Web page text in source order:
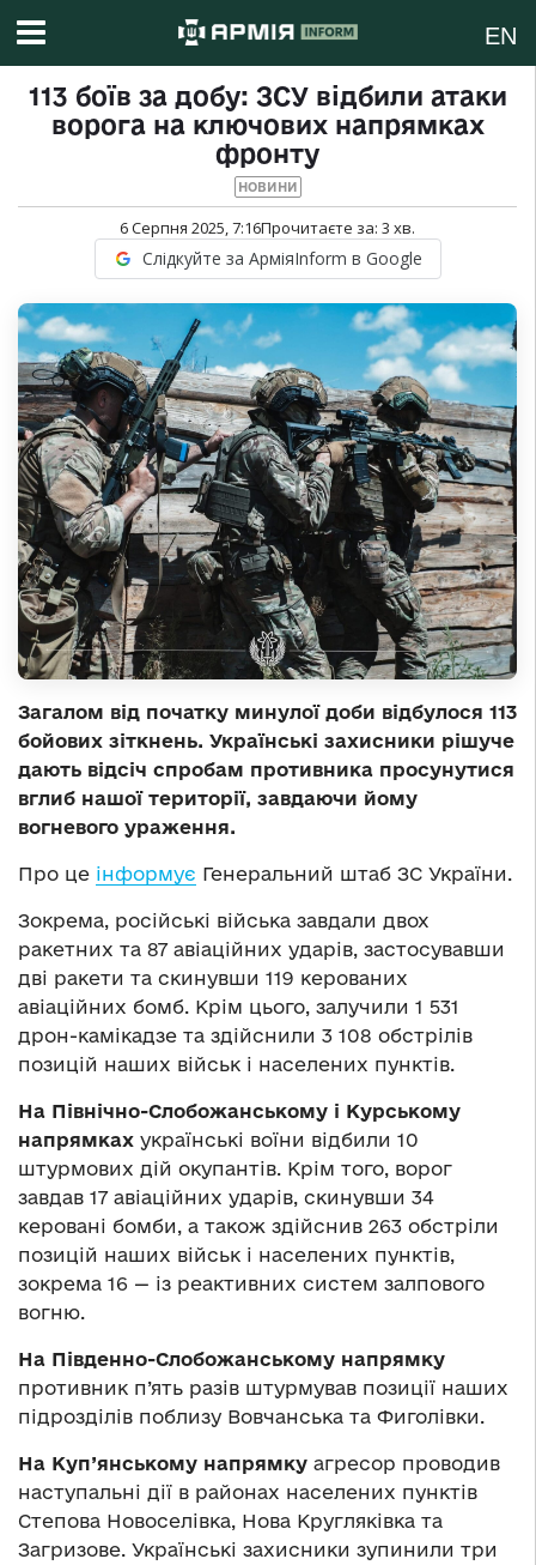
EN
113 боїв за добу: ЗСУ відбили атаки
ворога на ключових напрямках
фронту
НОВИНИ
6 Серпня 2025, 7:16Прочитаєте за: 3 хв.
Слідкуйте за АрміяInform в Google
Загалом від початку минулої доби відбулося 113
бойових зіткнень. Українські захисники рішуче
дають відсіч спробам противника просунутися
вглиб нашої території, завдаючи йому
вогневого ураження.
Про це інформує Генеральний штаб ЗС України.
Зокрема, російські війська завдали двох
ракетних та 87 авіаційних ударів, застосувавши
дві ракети та скинувши 119 керованих
авіаційних бомб. Крім цього, залучили 1 531
дрон-камікадзе та здійснили 3 108 обстрілів
позицій наших військ і населених пунктів.
На Північно-Слобожанському і Курському
напрямках українські воїни відбили 10
штурмових дій окупантів. Крім того, ворог
завдав 17 авіаційних ударів, скинувши 34
керовані бомби, а також здійснив 263 обстріли
позицій наших військ і населених пунктів,
зокрема 16 — із реактивних систем залпового
вогню.
На Південно-Слобожанському напрямку
противник п’ять разів штурмував позиції наших
підрозділів поблизу Вовчанська та Фиголівки.
На Куп’янському напрямку агресор проводив
наступальні дії в районах населених пунктів
Степова Новоселівка, Нова Кругляківка та
Загризове. Українські захисники зупинили три